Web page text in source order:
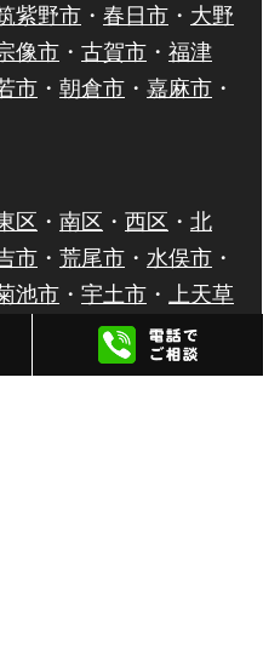
紫野市 ・ 春日市 ・ 大野
像市 ・ 古賀市 ・ 福津
市 ・ 朝倉市 ・ 嘉麻市 ・
区 ・ 南区 ・ 西区 ・ 北
市 ・ 荒尾市 ・ 水俣市 ・
池市 ・ 宇土市 ・
上天草
合志市・天草市